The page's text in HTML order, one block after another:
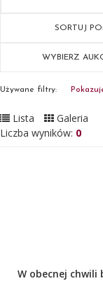
SORTUJ PO:
WYBIERZ
Używane filtry:
Lista Galeria
Liczba wyników: 0
W obecnej